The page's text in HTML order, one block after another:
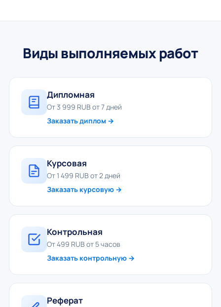
Виды выполняемых работ
Дипломная
От 3 999 RUB от 7 дней
Заказать диплом →
Курсовая
От 1 499 RUB от 2 дней
Заказать курсовую →
Контрольная
От 499 RUB от 5 часов
Заказать контрольную →
Реферат